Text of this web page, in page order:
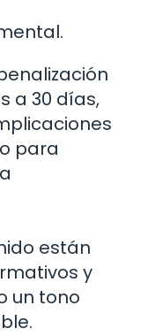
a 30 días,
para
están
y
un tono